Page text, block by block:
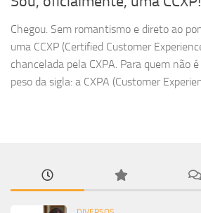
Chegou. Sem romantismo e direto ao
uma CCXP (Certified Customer
chancelada pela CXPA. Para quem não
peso da sigla: a CXPA (Customer